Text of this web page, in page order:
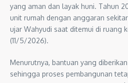
yang aman dan layak huni. Tahun
unit rumah dengan anggaran sekitar
ujar Wahyudi saat ditemui di ruang
(11/5/2026).
Menurutnya, bantuan yang
sehingga proses pembangunan